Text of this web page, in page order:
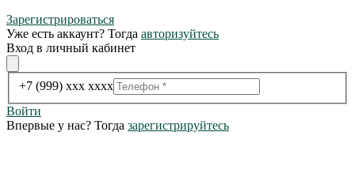
Зарегистрироваться
Уже есть аккаунт? Тогда авторизуйтесь
Вход в личный кабинет
+7 (999) xxx xxxx
Войти
Впервые у нас? Тогда зарегистрируйтесь